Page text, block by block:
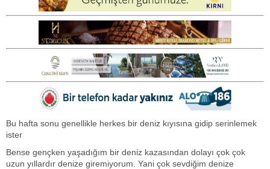
Bu hafta sonu genellikle herkes bir deniz kıyısına gidip serinlemek
ister
Bense gençken yaşadığım bir deniz kazasından dolayı çok çok
uzun yıllardır denize giremiyorum. Yani çok sevdiğim denize